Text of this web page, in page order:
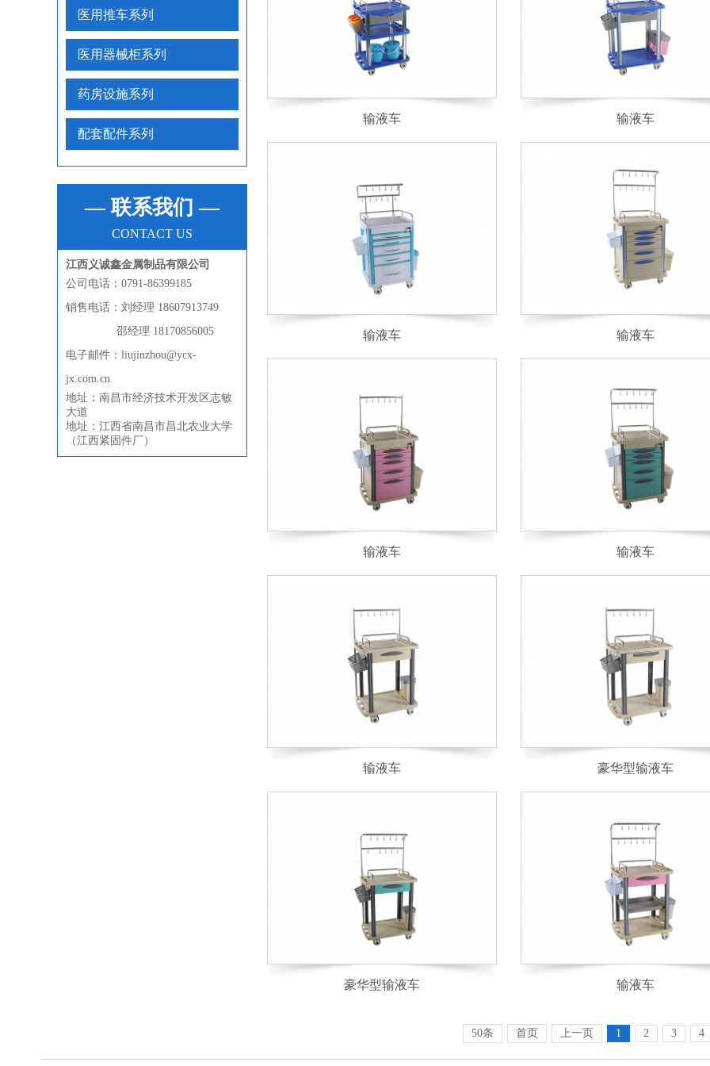
医用推车系列
医用器械柜系列
药房设施系列
配套配件系列
— 联系我们 —
CONTACT US
江西义诚鑫金属制品有限公司
公司电话：0791-86399185
销售电话：刘经理 18607913749
邵经理 18170856005
电子邮件：liujinzhou@ycx-
jx.com.cn
地址：南昌市经济技术开发区志敏
大道
地址：江西省南昌市昌北农业大学
（江西紧固件厂）
输液车 输液车
输液车 输液车
输液车 输液车
输液车 豪华型输液车
豪华型输液车 输液车
50条 首页 上一页 1 2 3 4